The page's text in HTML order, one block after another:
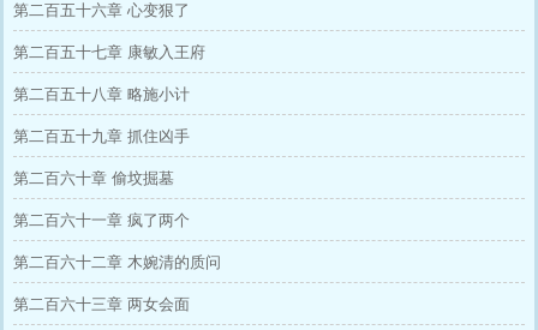
第二百五十六章 心变狠了
第二百五十七章 康敏入王府
第二百五十八章 略施小计
第二百五十九章 抓住凶手
第二百六十章 偷坟掘墓
第二百六十一章 疯了两个
第二百六十二章 木婉清的质问
第二百六十三章 两女会面